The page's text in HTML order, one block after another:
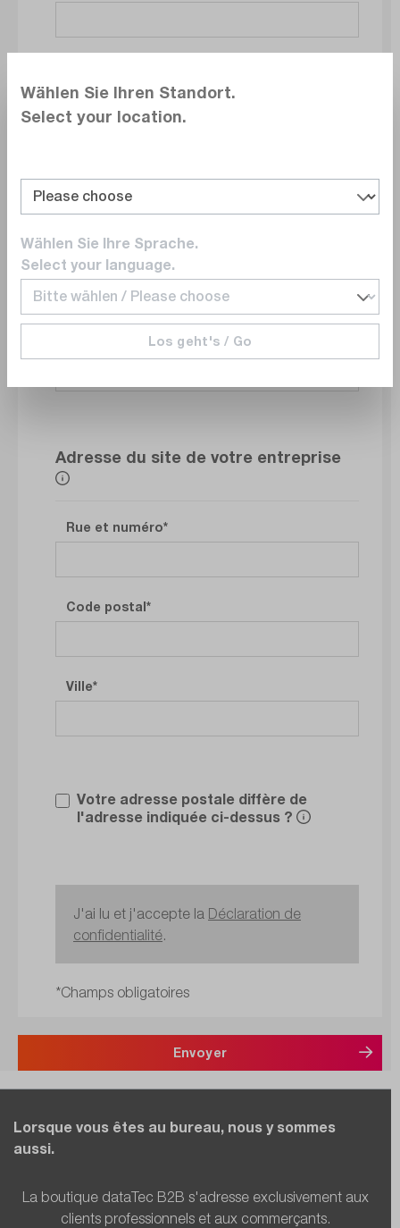
E-mail
Numéro de téléphone
Adresse du site de votre entreprise
Rue et numéro
Code postal
Ville
Votre adresse postale diffère de
l'adresse indiquée ci-dessus ?
J'ai lu et j'accepte la Déclaration de
confidentialité.
*Champs obligatoires
Envoyer
Lorsque vous êtes au bureau, nous y sommes
aussi.
La boutique dataTec B2B s'adresse exclusivement aux
clients professionnels et aux commerçants.
Wählen Sie Ihren Standort.
Select your location.
Wählen Sie Ihre Sprache.
Select your language.
Los geht's / Go